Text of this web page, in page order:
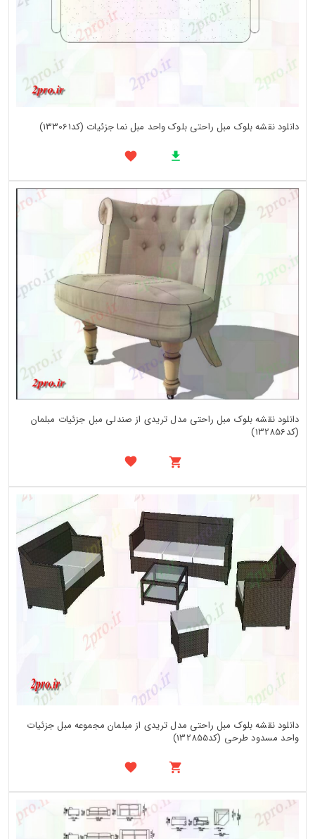
دانلود نقشه بلوک مبل راحتی بلوک واحد مبل نما جزئیات (کد133061)
دانلود نقشه بلوک مبل راحتی مدل تریدی از صندلی مبل جزئیات مبلمان
(کد132856)
دانلود نقشه بلوک مبل راحتی مدل تریدی از مبلمان مجموعه مبل جزئیات
واحد مسدود طرحی (کد132855)